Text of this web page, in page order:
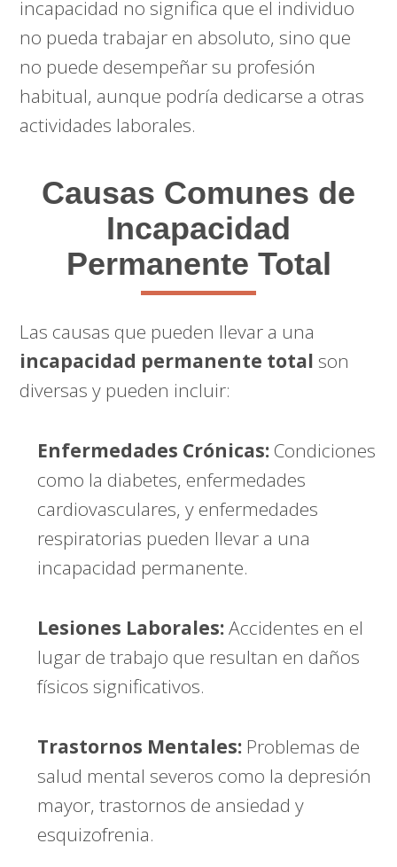
incapacidad no significa que el individuo
no pueda trabajar en absoluto, sino que
no puede desempeñar su profesión
habitual, aunque podría dedicarse a otras
actividades laborales.
Causas Comunes de
Incapacidad
Permanente Total
Las causas que pueden llevar a una
incapacidad permanente total son
diversas y pueden incluir:
Enfermedades Crónicas: Condiciones
como la diabetes, enfermedades
cardiovasculares, y enfermedades
respiratorias pueden llevar a una
incapacidad permanente.
Lesiones Laborales:Accidentes en el
lugar de trabajo que resultan en daños
físicos significativos.
Trastornos Mentales: Problemas de
salud mental severos como la depresión
mayor, trastornos de ansiedad y
esquizofrenia.